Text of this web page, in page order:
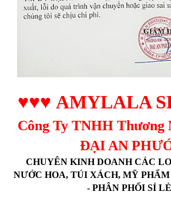
♥♥♥ AMYLALA
Công Ty TNHH Thương
ĐẠI AN
CHUYÊN KINH DOANH CÁC
NƯỚC HOA, TÚI XÁCH, MỸ
- PHÂN PHỐI SỈ